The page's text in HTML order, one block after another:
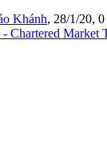
Khánh, 28/1/20,
Chartered Market